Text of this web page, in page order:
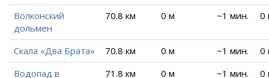
Волконский
дольмен
70.8 км 0 м ~1 мин. 0
Скала «Два Брата» 70.8 км 0 м ~1 мин.
0
Водопад в
71.8 км 0 м ~1 мин. 0